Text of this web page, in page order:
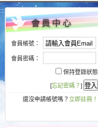
:::
會員帳號：
會員密碼：
保持登錄狀態
[忘記密碼？ ]
還沒申請帳號嗎？ 立即註冊！